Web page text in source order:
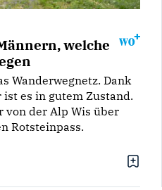
welche
Wanderwegnetz. Dank
es in gutem Zustand.
von der Alp Wis über
Rotsteinpass.